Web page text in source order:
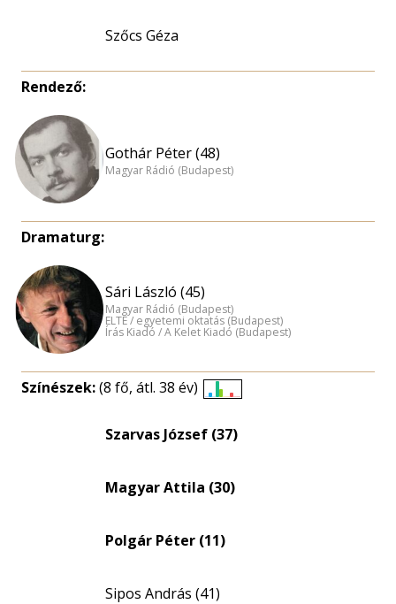
Szőcs Géza
Rendező:
Gothár Péter (48)
Magyar Rádió (Budapest)
Dramaturg:
Sári László (45)
Magyar Rádió (Budapest)
ELTE / egyetemi oktatás (Budapest)
Írás Kiadó / A Kelet Kiadó (Budapest)
Színészek:(8 fő, átl. 38 év)
eloszlás
Szarvas József (37)
Magyar Attila (30)
Polgár Péter (11)
Sipos András (41)